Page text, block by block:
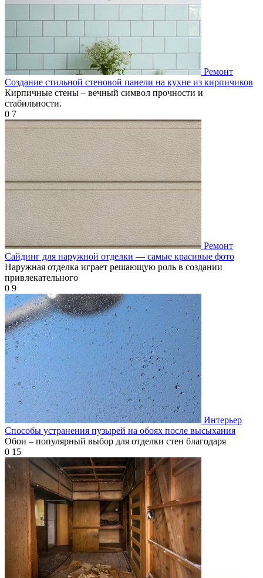
Ремонт
Создание стильной стеновой панели на кухне из кирпичиков
Кирпичные стены – вечный символ прочности и
стабильности.
0 7
Ремонт
Сайдинг для наружной отделки — самые красивые фото
Наружная отделка играет решающую роль в создании
привлекательного
0 9
Интерьер
Способы устранения пузырей на обоях после высыхания
Обои – популярный выбор для отделки стен благодаря
0 15